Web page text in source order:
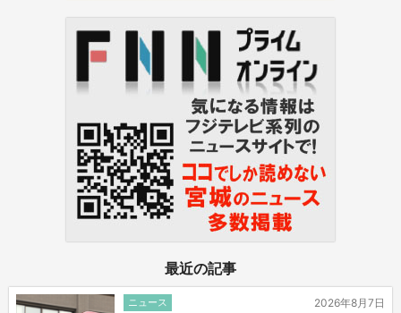
最近の記事
ニュース 2026年8月7日